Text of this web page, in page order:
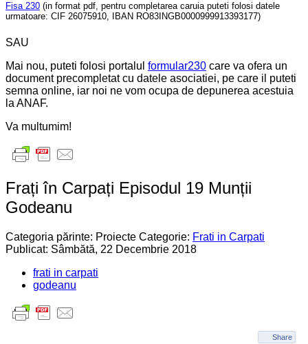
Fisa 230 (in format pdf, pentru completarea caruia puteti folosi datele
urmatoare: CIF 26075910, IBAN RO83INGB0000999913393177)
SAU
Mai nou, puteti folosi portalul formular230 care va ofera un
document precompletat cu datele asociatiei, pe care il puteti
semna online, iar noi ne vom ocupa de depunerea acestuia
la ANAF.
Va multumim!
Frați în Carpați Episodul 19 Munții
Godeanu
Categoria părinte: Proiecte Categorie: Frati in Carpati
Publicat: Sâmbătă, 22 Decembrie 2018
frati in carpati
godeanu
Share